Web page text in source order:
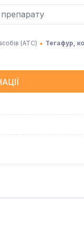
(АТC) Тегафур,